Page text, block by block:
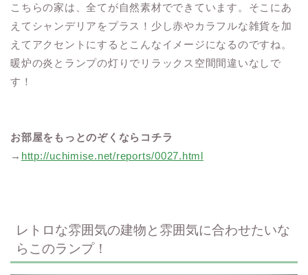
こちらの家は、全てが自然素材でできています。そこにあ
えてシャンデリアをプラス！少し赤やカラフルな雑貨を加
えてアクセントにするとこんなイメージになるのですね。
暖炉の炎とランプの灯りでリラックス空間間違いなしで
す！
お部屋をもっとのぞくならコチラ
→ http://uchimise.net/reports/0027.html
レトロな雰囲気の建物と雰囲気に合わせたいな
らこのランプ！